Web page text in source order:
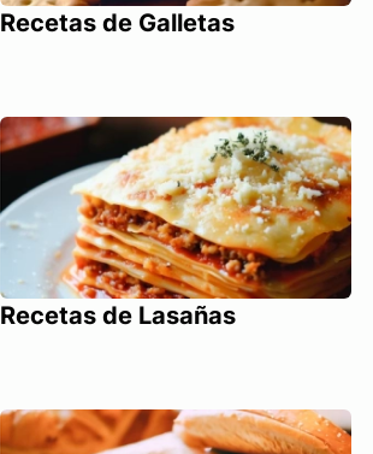
Recetas de Galletas
Recetas de Lasañas